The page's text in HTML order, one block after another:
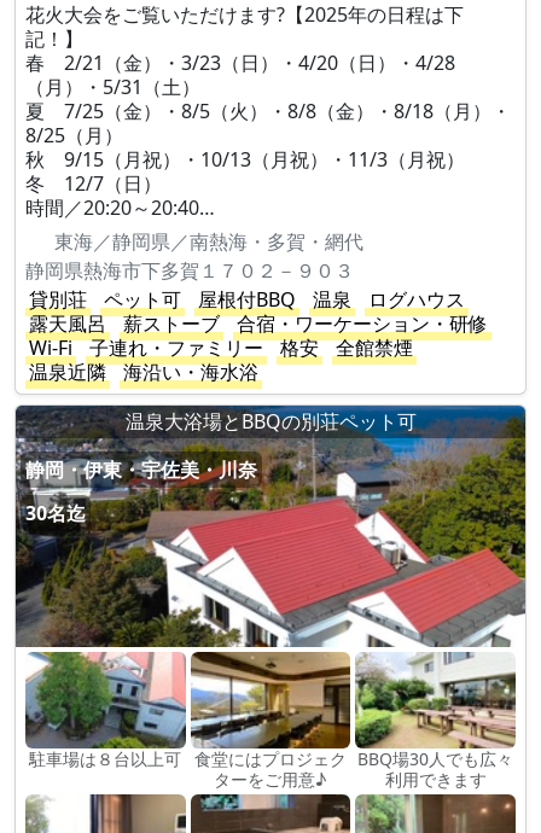
花火大会をご覧いただけます?【2025年の日程は下
記！】
春 2/21（金）・3/23（日）・4/20（日）・4/28
（月）・5/31（土）
夏 7/25（金）・8/5（火）・8/8（金）・8/18（月）・
8/25（月）
秋 9/15（月祝）・10/13（月祝）・11/3（月祝）
冬 12/7（日）
時間／20:20～20:40…
東海／静岡県／南熱海・多賀・網代
静岡県熱海市下多賀１７０２－９０３
貸別荘
ペット可 屋根付BBQ 温泉
ログハウス
露天風呂
薪ストーブ
合宿・ワーケーション・研修
Wi-Fi
子連れ・ファミリー 格安
全館禁煙
温泉近隣
海沿い・海水浴
温泉大浴場とBBQの別荘ペット可
静岡・伊東・宇佐美・川奈
30名迄
駐車場は８台以上可 食堂にはプロジェク
ターをご用意♪
BBQ場30人でも広々
利用できます